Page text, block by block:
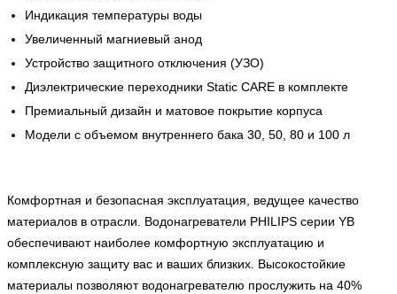
Индикация температуры воды
Увеличенный магниевый анод
Устройство защитного отключения (УЗО)
Диэлектрические переходники Static CARE в комплекте
Премиальный дизайн и матовое покрытие корпуса
Модели с объемом внутреннего бака 30, 50, 80 и 100 л
Комфортная и безопасная эксплуатация, ведущее качество
материалов в отрасли. Водонагреватели PHILIPS серии YB
обеспечивают наиболее комфортную эксплуатацию и
комплексную защиту вас и ваших близких. Высокостойкие
материалы позволяют водонагревателю прослужить на 40%